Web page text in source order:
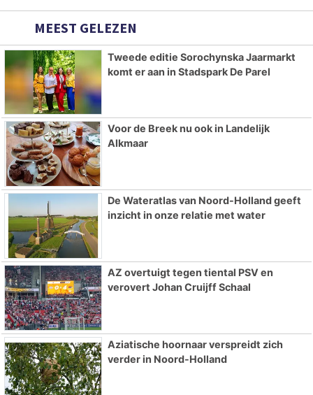
MEEST GELEZEN
Tweede editie Sorochynska Jaarmarkt
komt er aan in Stadspark De Parel
Voor de Breek nu ook in Landelijk
Alkmaar
De Wateratlas van Noord-Holland geeft
inzicht in onze relatie met water
AZ overtuigt tegen tiental PSV en
verovert Johan Cruijff Schaal
Aziatische hoornaar verspreidt zich
verder in Noord-Holland